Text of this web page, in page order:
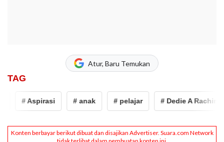
Atur, Baru Temukan
TAG
# Aspirasi # anak # pelajar # Dedie A Rachim